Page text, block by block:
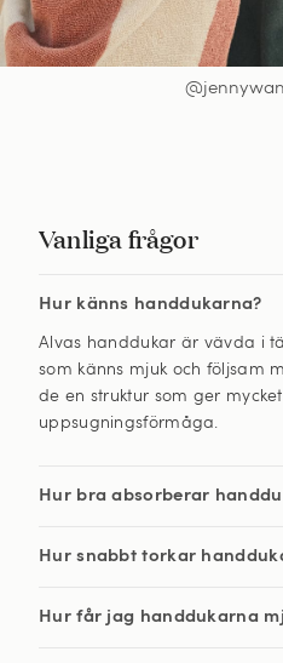
Vanliga frågor
Hur känns handdukarna?
Alvas handdukar är vävda i
som känns mjuk och följsam
de en struktur som ger
uppsugningsförmåga.
Hur bra absorberar
Hur snabbt torkar
Hur får jag handdukarna